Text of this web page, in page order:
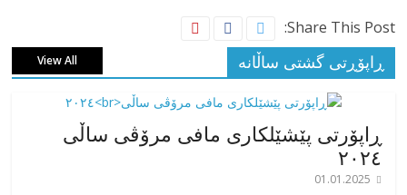
Share This Post:
ڕاپۆڕتی گشتی ساڵانه View All
ڕاپۆرتی پێشێلکاری مافی مرۆڤی ساڵی
٢٠٢٤
01.01.2025